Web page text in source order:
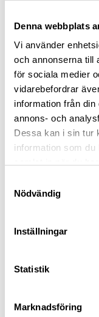
Denna webbplats
Vi använder
och annonserna till
för sociala medier
vidarebefordrar
information från
annons- och
Dessa kan i sin tur
information som du
Nödvändig
Inställningar
Statistik
Marknadsföring
4Dogs
Lamm ca 100 g
49kr